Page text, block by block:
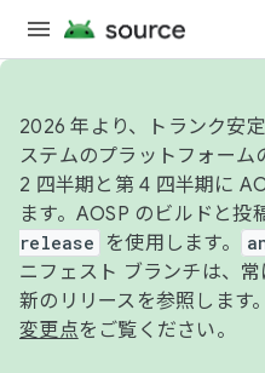
2026 年より、トランク安
ステムのプラットフォー
2 四半期と第 4 四半期に
ます。AOSP のビルドと投
release
を使用します。
ニフェスト ブランチは、
新のリリースを参照します
変更点をご覧ください。